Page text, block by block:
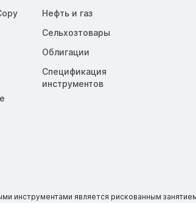
Нефть и газ
Сельхозтовары
Облигации
Спецификация
инструментов
инструментами является рискованным